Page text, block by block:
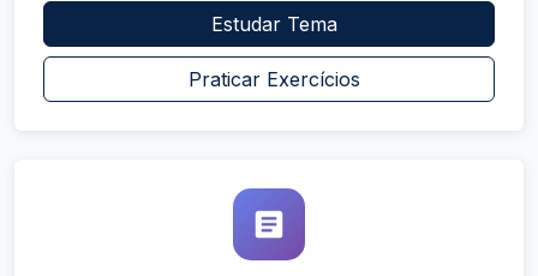
Estudar Tema
Praticar Exercícios